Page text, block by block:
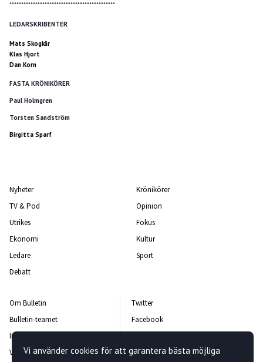
*********************************************
LEDARSKRIBENTER
Mats Skogkär
Klas Hjort
Dan Korn
FASTA KRÖNIKÖRER
Paul Holmgren
Torsten Sandström
Birgitta Sparf
Nyheter
TV & Pod
Utrikes
Ekonomi
Ledare
Debatt
Krönikörer
Opinion
Fokus
Kultur
Sport
Om Bulletin
Bulletin-teamet
Integritetspolicy
Vanliga frågor och svar
Twitter
Facebook
Kontakta oss
Vi använder cookies för att garantera bästa möjliga